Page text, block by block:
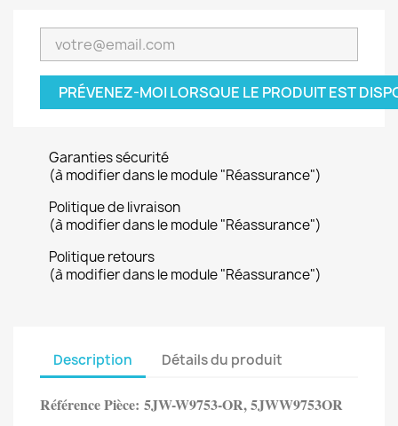
PRÉVENEZ-MOI LORSQUE LE PRODUIT EST
Garanties sécurité
(à modifier dans le module "Réassurance")
Politique de livraison
(à modifier dans le module "Réassurance")
Politique retours
(à modifier dans le module "Réassurance")
Description Détails du produit
Référence Pièce: 5JW-W9753-OR, 5JWW9753OR